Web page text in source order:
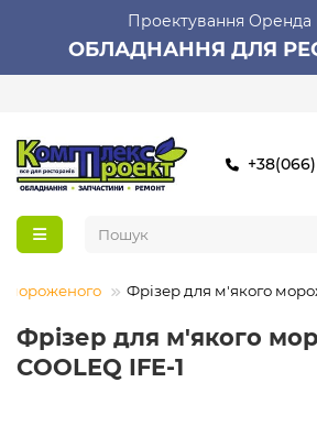
Проектування Оренда
ОБЛАДНАННЯ ДЛЯ
мороженого Фрізер для м'якого
Фрізер для м'якого
COOLEQ IFE-1